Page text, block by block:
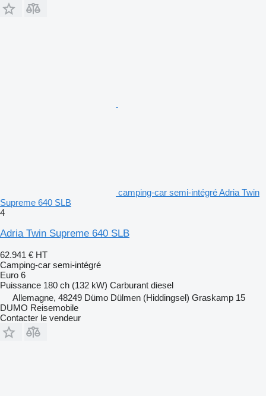
camping-car semi-intégré Adria Twin
Supreme 640 SLB
4
Adria Twin Supreme 640 SLB
62.941 € HT
Camping-car semi-intégré
Euro 6
Puissance 180 ch (132 kW) Carburant diesel
Allemagne, 48249 Dümo Dülmen (Hiddingsel) Graskamp 15
DUMO Reisemobile
Contacter le vendeur